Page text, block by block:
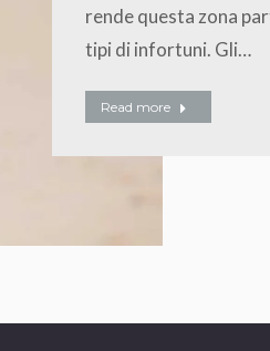
rende questa zona
tipi di infortuni. Gli…
Read more